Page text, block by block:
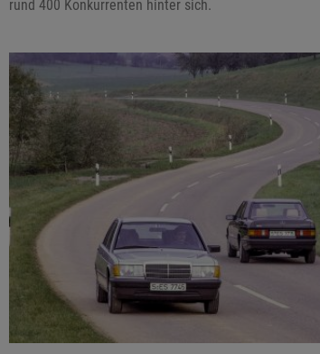
rund 400 Konkurrenten hinter sich.